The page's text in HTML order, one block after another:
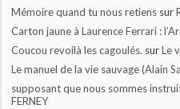
Mémoire quand tu nous retiens sur
Carton jaune à Laurence Ferrari :
Coucou revoilà les cagoulés. surLe
Le manuel de la vie sauvage (Alain
supposant que nous sommes
FERNEY